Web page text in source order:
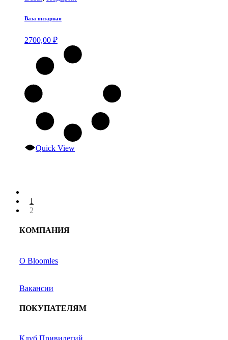
Ваза янтарная
2700,00 ₽
Quick View
1
2
КОМПАНИЯ
О Bloomles
Вакансии
ПОКУПАТЕЛЯМ